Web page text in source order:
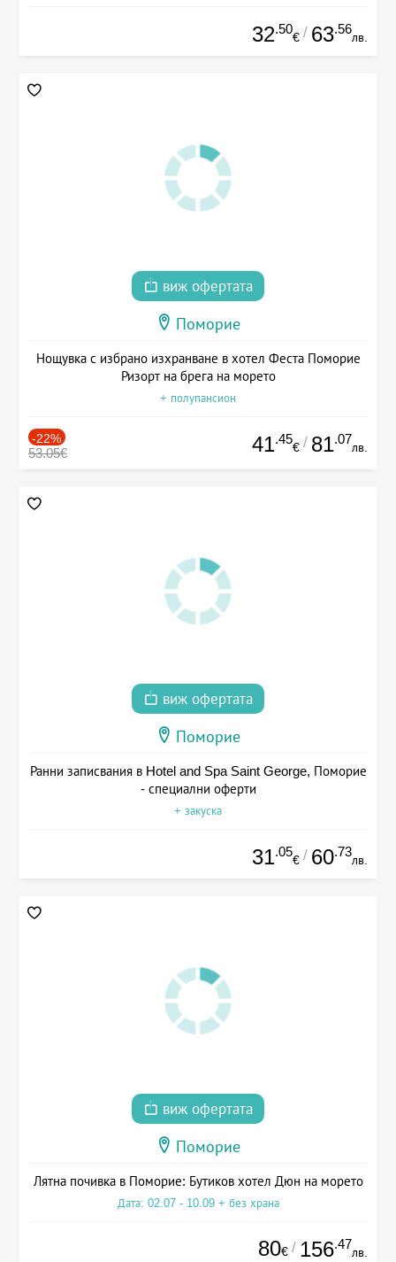
32.50
€ / 63.56
лв.
виж офертата
Поморие
Нощувка с избрано изхранване в хотел Феста Поморие
Ризорт на брега на морето
+ полупансион
-22%
53.05€ 41.45
€ / 81.07
лв.
виж офертата
Поморие
Ранни записвания в Hotel and Spa Saint George, Поморие
- специални оферти
+ закуска
31.05
€ / 60.73
лв.
виж офертата
Поморие
Лятна почивка в Поморие: Бутиков хотел Дюн на морето
Дата: 02.07 - 10.09 + без храна
80€ / 156.47
лв.